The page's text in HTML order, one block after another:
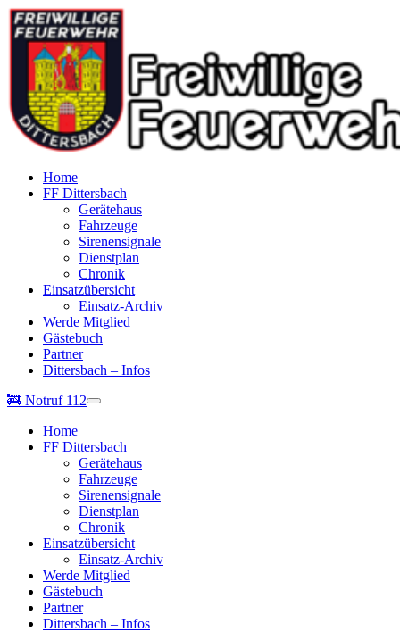
Home
FF Dittersbach
Gerätehaus
Fahrzeuge
Sirenensignale
Dienstplan
Chronik
Einsatzübersicht
Einsatz-Archiv
Werde Mitglied
Gästebuch
Partner
Dittersbach – Infos
🚒 Notruf 112
Home
FF Dittersbach
Gerätehaus
Fahrzeuge
Sirenensignale
Dienstplan
Chronik
Einsatzübersicht
Einsatz-Archiv
Werde Mitglied
Gästebuch
Partner
Dittersbach – Infos